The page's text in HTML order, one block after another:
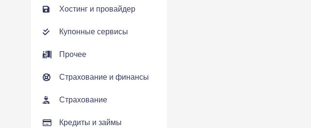
Хостинг и провайдер
Купонные сервисы
Прочее
Страхование и финансы
Страхование
Кредиты и займы